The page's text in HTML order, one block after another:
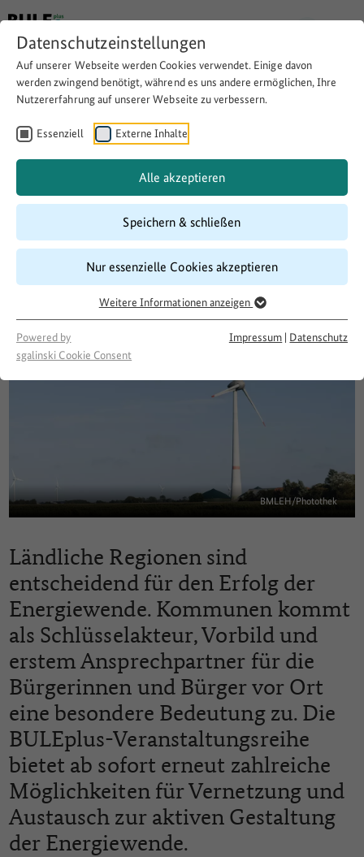
Datenschutzeinstellungen
Auf unserer Webseite werden Cookies verwendet. Einige davon
werden zwingend benötigt, während es uns andere ermöglichen, Ihre
Nutzererfahrung auf unserer Webseite zu verbessern.
Essenziell Externe Inhalte
Alle akzeptieren
Speichern & schließen
Nur essenzielle Cookies akzeptieren
Weitere Informationen anzeigen
Powered by
sgalinski Cookie Consent
Impressum | Datenschutz
Zurück
Kommunen im
Austausch: Neue
Veranstaltungen
Thema: Copy Link
BMLEH/Photothek
Ländliche Regionen sind
entscheidend für den Erfolg der
Energiewende. Kommunen kommt
als Schlüsselakteur, Vorbild und
erstem Ansprechpartner für die
Bürgerinnen und Bürger vor Ort
eine besondere Bedeutung zu. Die
BULEplus-Veranstaltungsreihe
bietet ab sofort erneut zahlreiche
Möglichkeiten für Vernetzung und
Austausch zur aktiven Gestaltung
der Energiewende.